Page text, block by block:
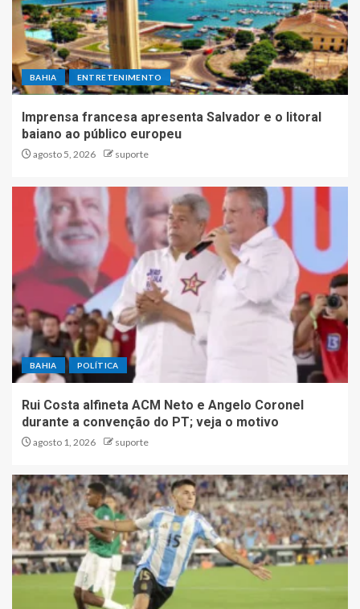
BAHIA ENTRETENIMENTO
Imprensa francesa apresenta Salvador e o litoral
baiano ao público europeu
agosto 5, 2026 suporte
BAHIA POLÍTICA
Rui Costa alfineta ACM Neto e Angelo Coronel
durante a convenção do PT; veja o motivo
agosto 1, 2026 suporte